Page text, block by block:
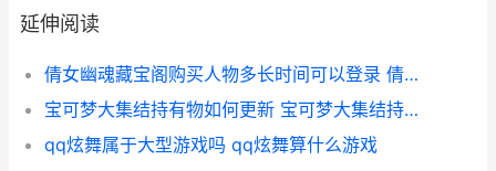
延伸阅读
倩女幽魂藏宝阁购买人物多长时间可以登录 倩女幽魂藏宝阁官网入口
宝可梦大集结持有物如何更新 宝可梦大集结持有物自选盒哪里获得
qq炫舞属于大型游戏吗 qq炫舞算什么游戏